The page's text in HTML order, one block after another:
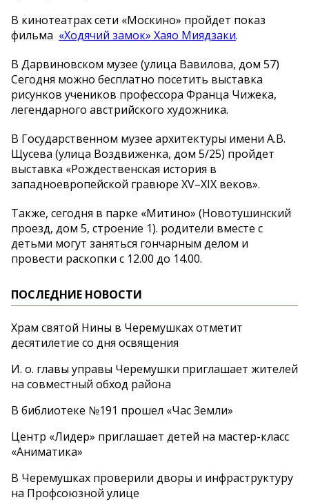
В кинотеатрах сети «Москино» пройдет показ
фильма «Ходячий замок» Хаяо Миядзаки.
В Дарвиновском музее (улица Вавилова, дом 57)
Сегодня можно бесплатно посетить выставка
рисунков учеников профессора Франца Чижека,
легендарного австрийского художника.
В Государственном музее архитектуры имени А.В.
Щусева (улица Воздвиженка, дом 5/25) пройдет
выставка «Рождественская история в
западноевропейской гравюре XV–XIX веков».
Также, сегодня в парке «Митино» (Новотушинский
проезд, дом 5, строение 1). родители вместе с
детьми могут заняться гончарным делом и
провести раскопки с 12.00 до 14.00.
ПОСЛЕДНИЕ НОВОСТИ
Храм святой Нины в Черемушках отметит
десятилетие со дня освящения
И. о. главы управы Черемушки приглашает жителей
на совместный обход района
В библиотеке №191 прошел «Час Земли»
Центр «Лидер» приглашает детей на мастер-класс
«Аниматика»
В Черемушках проверили дворы и инфраструктуру
на Профсоюзной улице